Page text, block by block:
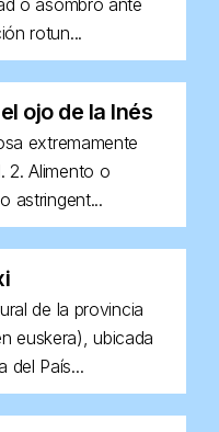
o asombro ante
rotun...
ojo de la Inés
extremamente
2. Alimento o
astringent...
de la provincia
euskera), ubicada
del País...